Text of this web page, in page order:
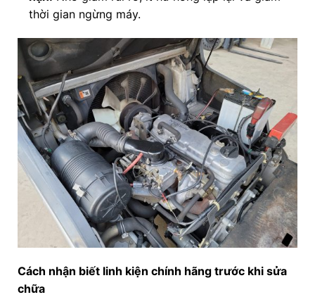
thời gian ngừng máy.
Cách nhận biết linh kiện chính hãng trước khi sửa
chữa